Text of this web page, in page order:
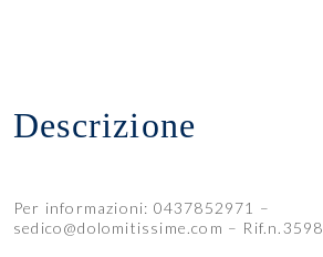
Descrizione
Per informazioni: 0437852971 –
sedico@dolomitissime.com – Rif.n.3598